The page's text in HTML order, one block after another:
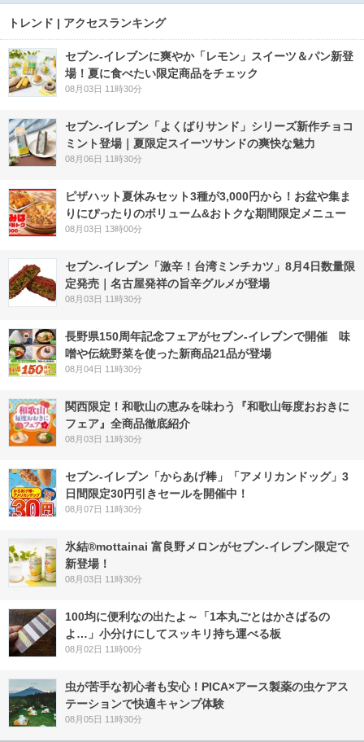
トレンド | アクセスランキング
セブン‐イレブンに爽やか「レモン」スイーツ＆パン新登
場！夏に食べたい限定商品をチェック
08月03日 11時30分
セブン‐イレブン「よくばりサンド」シリーズ新作チョコ
ミント登場｜夏限定スイーツサンドの爽快な魅力
08月06日 11時30分
ピザハット夏休みセット3種が3,000円から！お盆や集ま
りにぴったりのボリューム&おトクな期間限定メニュー
08月03日 13時00分
セブン-イレブン「激辛！台湾ミンチカツ」8月4日数量限
定発売｜名古屋発祥の旨辛グルメが登場
08月03日 11時30分
長野県150周年記念フェアがセブン-イレブンで開催 味
噌や伝統野菜を使った新商品21品が登場
08月04日 11時30分
関西限定！和歌山の恵みを味わう『和歌山毎度おおきに
フェア』全商品徹底紹介
08月03日 11時30分
セブン‐イレブン「からあげ棒」「アメリカンドッグ」3
日間限定30円引きセールを開催中！
08月07日 11時30分
氷結®mottainai 富良野メロンがセブン‐イレブン限定で
新登場！
08月03日 11時30分
100均に便利なの出たよ～「1本丸ごとはかさばるの
よ…」小分けにしてスッキリ持ち運べる板
08月02日 11時00分
虫が苦手な初心者も安心！PICA×アース製薬の虫ケアス
テーションで快適キャンプ体験
08月05日 11時30分